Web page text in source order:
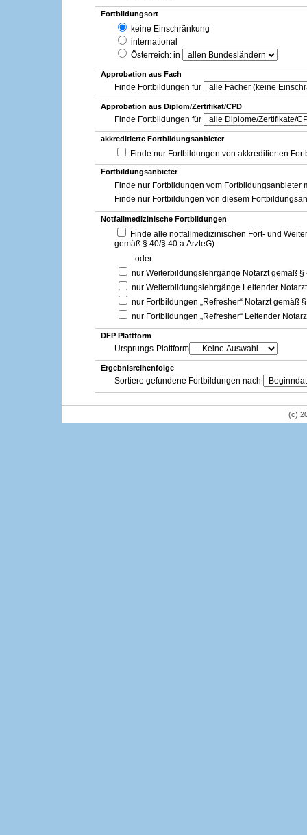
Fortbildungsort
keine Einschränkung
international
Österreich: in
Approbation aus Fach
Finde Fortbildungen für
Approbation aus Diplom/Zertifikat/CPD
Finde Fortbildungen für
akkreditierte Fortbildungsanbieter
Finde nur Fortbildungen von akkreditierten
Fortbildungsanbieter
Finde nur Fortbildungen vom Fortbildungsanbieter
Finde nur Fortbildungen von diesem
Notfallmedizinische Fortbildungen
Finde alle notfallmedizinischen Fort- und
gemäß § 40/§ 40 a ÄrzteG)
oder
nur Weiterbildungslehrgänge Notarzt gemäß §
nur Weiterbildungslehrgänge Leitender
nur Fortbildungen „Refresher“ Notarzt gemäß
nur Fortbildungen „Refresher“ Leitender
DFP Plattform
Ursprungs-Plattform
Ergebnisreihenfolge
Sortiere gefundene Fortbildungen nach
(c)